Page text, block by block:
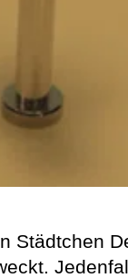
Städtchen